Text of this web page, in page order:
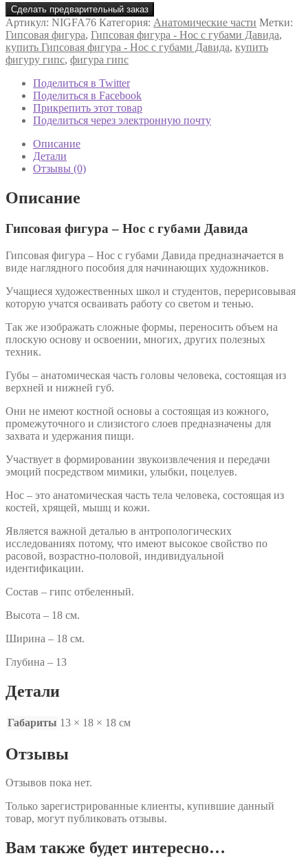
Сделать предварительный заказ
Артикул: NIGFA76 Категория: Анатомические части Метки:
Гипсовая фигура, Гипсовая фигура - Нос с губами Давида,
купить Гипсовая фигура - Нос с губами Давида, купить
фигуру гипс, фигура гипс
Поделиться в Twitter
Поделиться в Facebook
Прикрепить этот товар
Поделиться через электронную почту
Описание
Детали
Отзывы (0)
Описание
Гипсовая фигура – Нос с губами Давида
Гипсовая фигура – Нос с губами Давида предназначается в
виде наглядного пособия для начинающих художников.
Учащиеся художественных школ и студентов, перерисовывая
которую учатся осваивать работу со светом и тенью.
Так же изображать сложные формы, переносить объем на
плоскую основу и освоении, многих, других полезных
техник.
Губы – анатомическая часть головы человека, состоящая из
верхней и нижней губ.
Они не имеют костной основы а состоящая из кожного,
промежуточного и слизистого слоев предназначены для
захвата и удержания пищи.
Участвует в формировании звукоизвлечения и передачи
эмоций посредством мимики, улыбки, поцелуев.
Нос – это анатомическая часть тела человека, состоящая из
костей, хрящей, мышц и кожи.
Является важной деталью в антропологических
исследованиях потому, что имеют высокое свойство по
расовой, возрастно-половой, индивидуальной
идентификации.
Состав – гипс отбеленный.
Высота – 18 см.
Ширина – 18 см.
Глубина – 13
Детали
Габариты 13 × 18 × 18 см
Отзывы
Отзывов пока нет.
Только зарегистрированные клиенты, купившие данный
товар, могут публиковать отзывы.
Вам также будет интересно…